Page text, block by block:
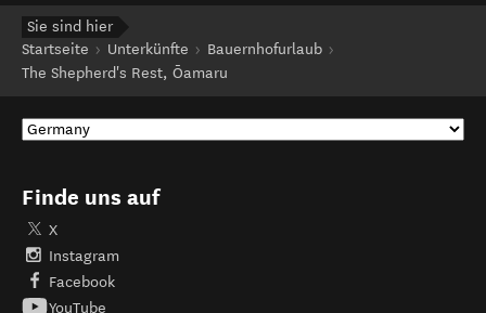
Sie sind hier
Startseite
Unterkünfte
Bauernhofurlaub
The Shepherd's Rest, Ōamaru
Finde uns auf
X
Instagram
Facebook
YouTube